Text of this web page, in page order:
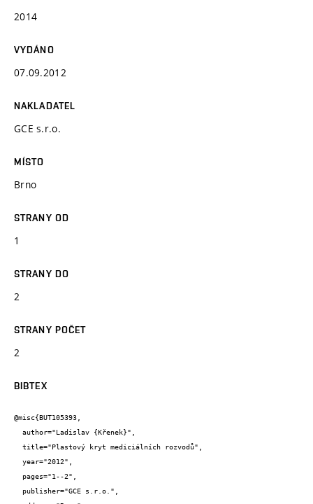
2014
VYDÁNO
07.09.2012
NAKLADATEL
GCE s.r.o.
MÍSTO
Brno
STRANY OD
1
STRANY DO
2
STRANY POČET
2
BIBTEX
@misc{BUT105393,